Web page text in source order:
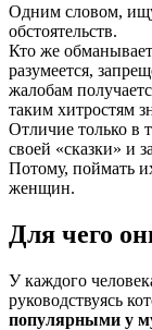
Одним словом,
обстоятельств.
Кто же
разумеется,
жалобам
таким хитростям
Отличие только в
своей «сказки» и
Потому, поймать
женщин.
Для чего
У каждого
руководствуясь
популярными у